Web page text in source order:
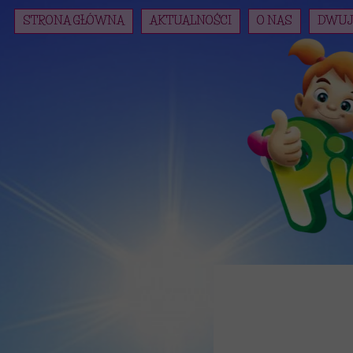
STRONA GŁÓWNA AKTUALNOŚCI O NAS